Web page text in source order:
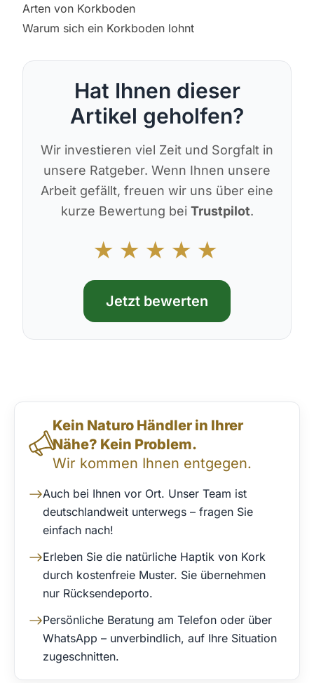
Arten von Korkboden
Warum sich ein Korkboden lohnt
Hat Ihnen dieser
Artikel geholfen?
Wir investieren viel Zeit und Sorgfalt in
unsere Ratgeber. Wenn Ihnen unsere
Arbeit gefällt, freuen wir uns über eine
kurze Bewertung bei Trustpilot.
★★★★★
Jetzt bewerten
Kein Naturo Händler in Ihrer
Nähe? Kein Problem.
Wir kommen Ihnen entgegen.
Auch bei Ihnen vor Ort. Unser Team ist
deutschlandweit unterwegs – fragen Sie
einfach nach!
Erleben Sie die natürliche Haptik von Kork
durch kostenfreie Muster. Sie übernehmen
nur Rücksendeporto.
Persönliche Beratung am Telefon oder über
WhatsApp – unverbindlich, auf Ihre Situation
zugeschnitten.